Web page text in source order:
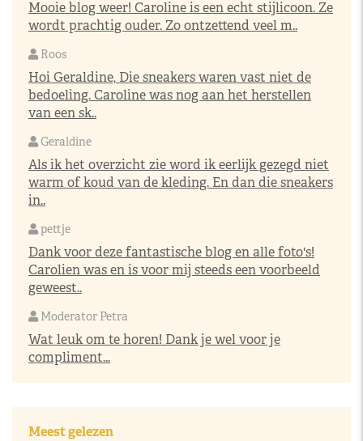
Mooie blog weer! Caroline is een echt stijlicoon. Ze
wordt prachtig ouder. Zo ontzettend veel m..
Roos
Hoi Geraldine, Die sneakers waren vast niet de
bedoeling. Caroline was nog aan het herstellen
van een sk..
Geraldine
Als ik het overzicht zie word ik eerlijk gezegd niet
warm of koud van de kleding. En dan die sneakers
in..
pettje
Dank voor deze fantastische blog en alle foto's!
Carolien was en is voor mij steeds een voorbeeld
geweest..
Moderator Petra
Wat leuk om te horen! Dank je wel voor je
compliment...
Meest gelezen